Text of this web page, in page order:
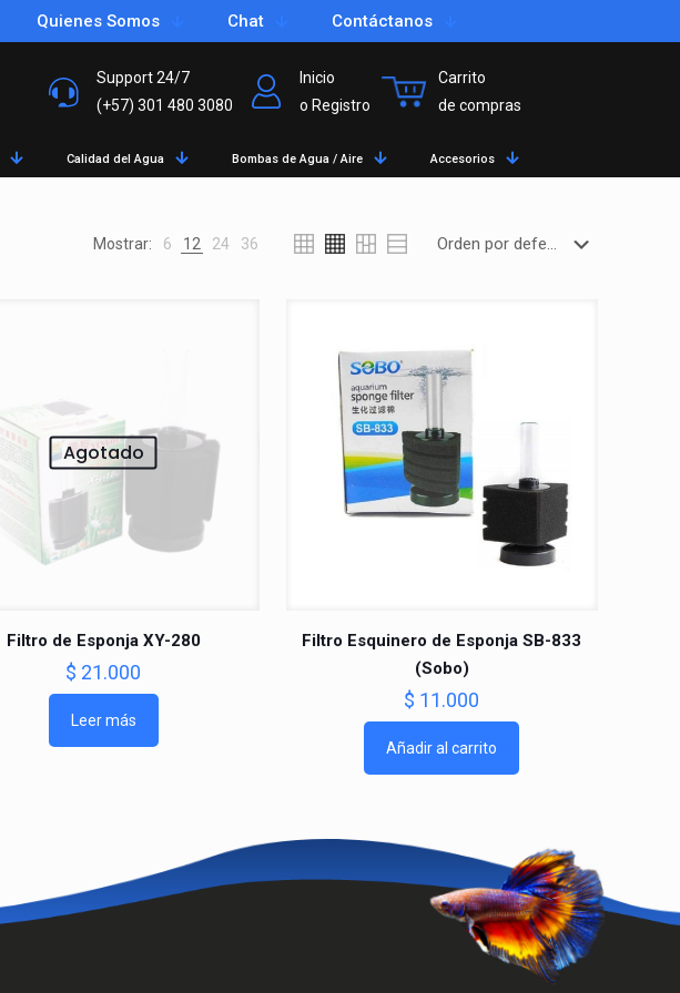
Quienes Somos Chat Contáctanos
Support 24/7
(+57) 301 480 3080
Inicio
o Registro
Carrito
de compras
Calidad del Agua Bombas de Agua / Aire Accesorios
Mostrar: 6 12 24 36
Agotado
Filtro de Esponja XY-280
$ 21.000
Leer más
Filtro Esquinero de Esponja SB-833
(Sobo)
$ 11.000
Añadir al carrito